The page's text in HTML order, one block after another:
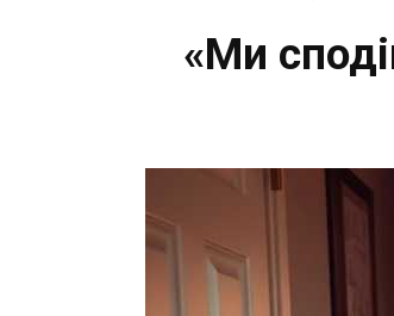
«Ми